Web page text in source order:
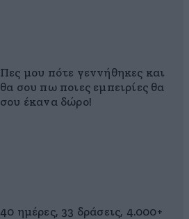
Πες μου πότε γεννήθηκες και
θα σου πω ποιες εμπειρίες θα
σου έκανα δώρο!
40 ημέρες, 33 δράσεις, 4.000+